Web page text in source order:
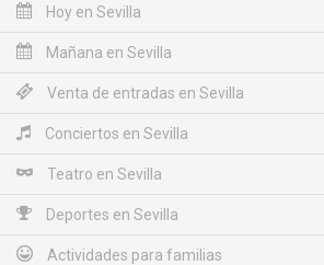
Hoy en Sevilla
Mañana en Sevilla
Venta de entradas en Sevilla
Conciertos en Sevilla
Teatro en Sevilla
Deportes en Sevilla
Actividades para familias